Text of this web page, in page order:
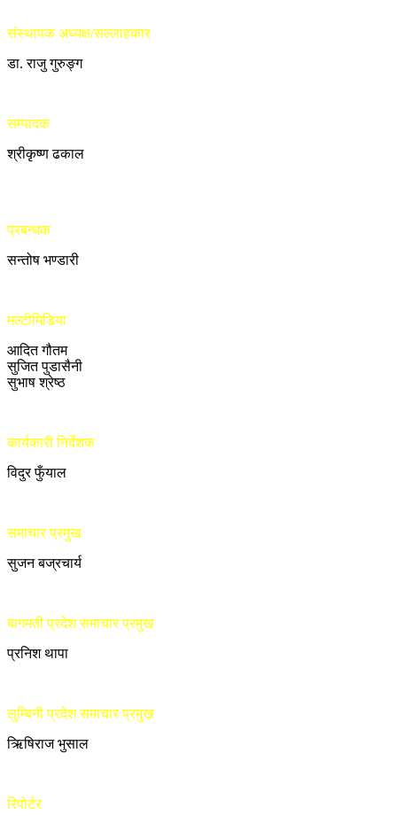
संस्थापक अध्यक्ष/सल्लाहकार
डा. राजु गुरुङ्ग
सम्पादक
श्रीकृष्ण ढकाल
प्रबन्धक
सन्तोष भण्डारी
मल्टीमिडिया
आदित गौतम
सुजित पुडासैनी
सुभाष श्रेष्ठ
कार्यकारी निर्देशक
विदुर फुँयाल
समाचार प्रमुख
सुजन बज्रचार्य
बागमती प्रदेश समाचार प्रमुख
प्रनिश थापा
लुम्बिनी प्रदेश समाचार प्रमुख
ऋिषिराज भुसाल
रिपोर्टर